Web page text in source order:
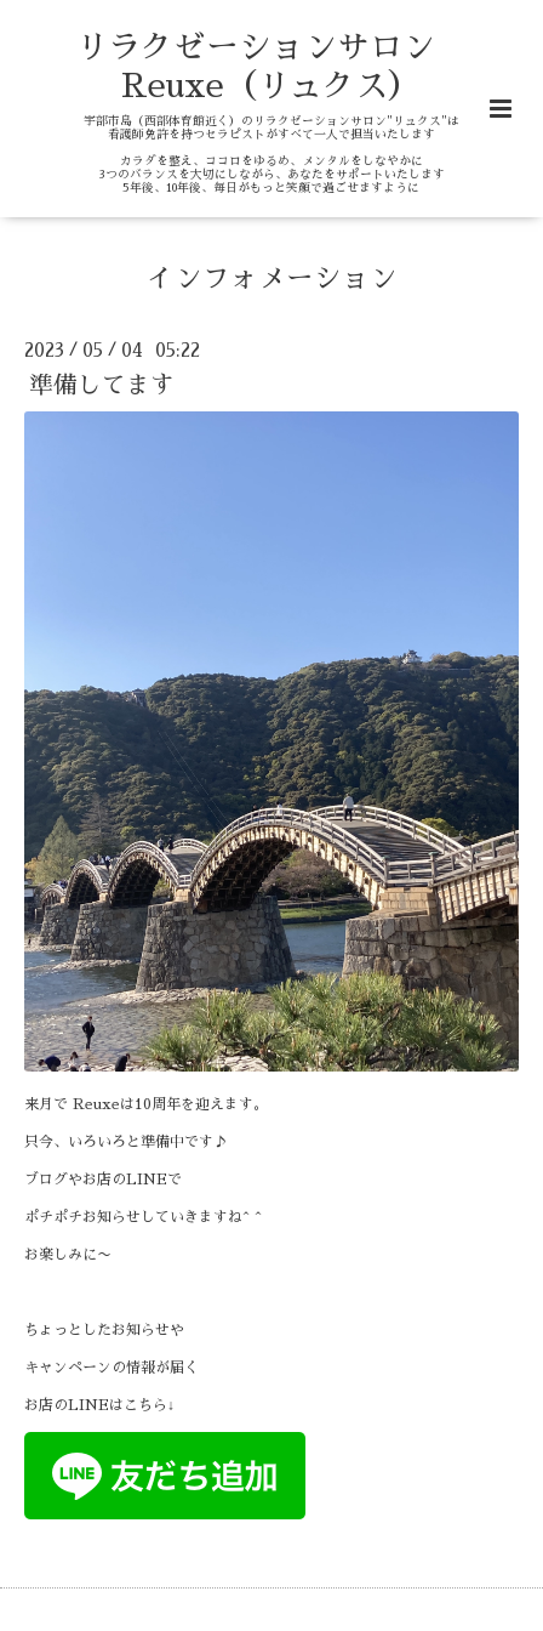
リラクゼーションサロン
Reuxe（リュクス）
宇部市島（西部体育館近く）のリラクゼーションサロン"リュクス"は
看護師免許を持つセラピストがすべて一人で担当いたします
カラダを整え、ココロをゆるめ、メンタルをしなやかに
3つのバランスを大切にしながら、あなたをサポートいたします
5年後、10年後、毎日がもっと笑顔で過ごせますように
インフォメーション
2023 / 05 / 04 05:22
準備してます
来月で Reuxeは10周年を迎えます。
只今、いろいろと準備中です♪
ブログやお店のLINEで
ポチポチお知らせしていきますね^ ^
お楽しみに〜
ちょっとしたお知らせや
キャンペーンの情報が届く
お店のLINEはこちら↓